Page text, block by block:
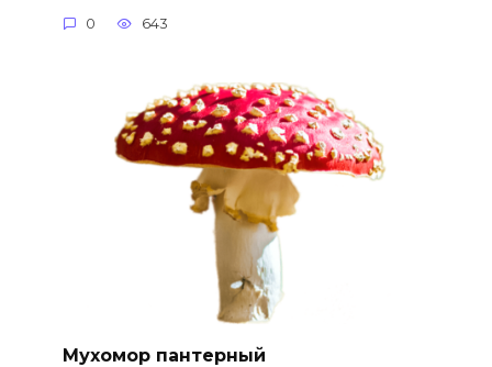
0 643
Мухомор пантерный